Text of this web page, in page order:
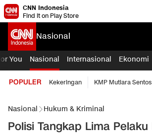
CNN Indonesia
Find it on Play Store
Nasional
You Nasional Internasional Ekonomi
POPULER Kekeringan KMP Mutiara
Nasional Hukum & Kriminal
Polisi Tangkap Lima